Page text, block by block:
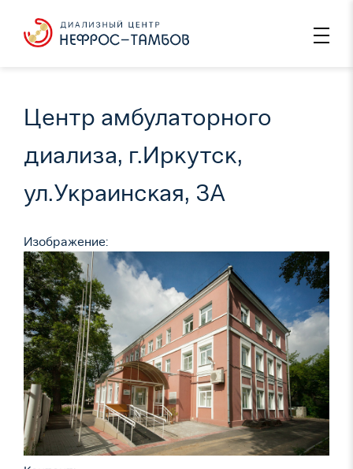
Центр амбулаторного
диализа, г.Иркутск,
ул.Украинская, 3А
Изображение: